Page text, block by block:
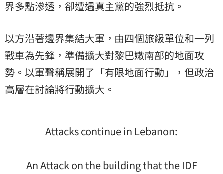
界多點滲透，卻遭遇真主黨的強烈抵抗。
以方沿著邊界集結大軍，由四個旅級單位和一列
戰車為先鋒，準備擴大對黎巴嫩南部的地面攻
勢。以軍聲稱展開了「有限地面行動」，但政治
高層在討論將行動擴大。
Attacks continue in Lebanon:
An Attack on the building that the IDF